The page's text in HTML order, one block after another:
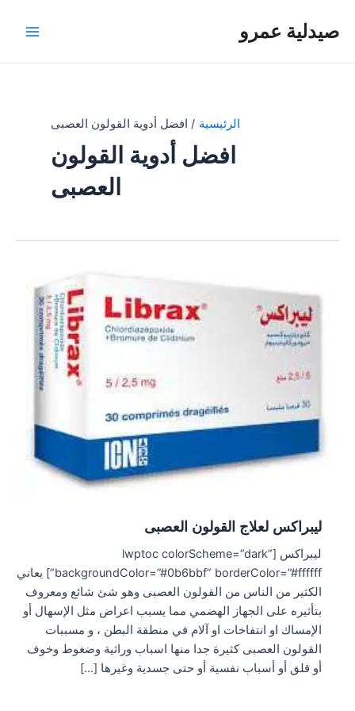
صيدلية عمرو
الرئيسية افضل أدوية القولون العصبى
افضل أدوية القولون
العصبى
ليبراكس لعلاج القولون العصبى
ليبراكس [lwptoc colorScheme=”dark”
backgroundColor=”#0b6bbf” borderColor=”#ffffff”] يعاني
الكثير من الناس من القولون العصبى وهو شئ شائع ومعروف
بتأثيره على الجهاز الهضمي مما يسبب اعراض مثل الإسهال أو
الإمساك او انتفاخات او آلام في منطقة البطن ، و مسببات
القولون العصبى كثيرة جدا منها اسباب وراثية وضغوط وخوف
أو قلق أو أسباب نفسية أو حتى جسدية وغيرها […]